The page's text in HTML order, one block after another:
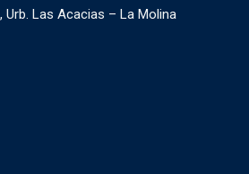
Urb. Las Acacias – La Molina